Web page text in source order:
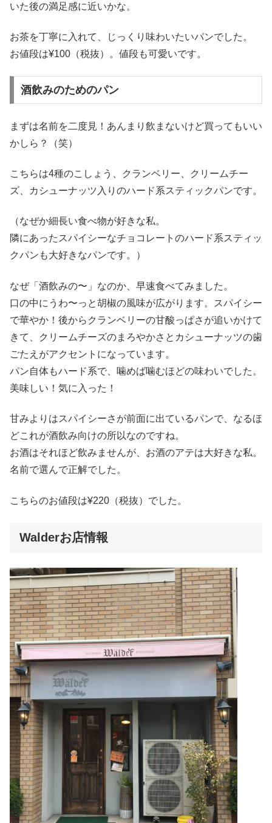
いた後の満足感に近いかな。
お茶を丁寧に入れて、じっくり味わいたいパンでした。
お値段は¥100（税抜）。値段も可愛いです。
酒飲みのためのパン
まずは名前を二度見！あんまり飲まないけど買ってもいい
かしら？（笑）
こちらは4種のこしょう、クランベリー、クリームチー
ズ、カシューナッツ入りのハード系スティックパンです。
（なぜか細長い食べ物が好きな私。
隣にあったスパイシーなチョコレートのハード系スティッ
クパンも大好きなパンです。）
なぜ「酒飲みの〜」なのか、早速食べてみました。
口の中にうわ〜っと胡椒の風味が広がります。スパイシー
で華やか！後からクランベリーの甘酸っぱさが追いかけて
きて、クリームチーズのまろやかさとカシューナッツの歯
ごたえがアクセントになっています。
パン自体もハード系で、噛めば噛むほどの味わいでした。
美味しい！気に入った！
甘みよりはスパイシーさが前面に出ているパンで、なるほ
どこれが酒飲み向けの所以なのですね。
お酒はそれほど飲みませんが、お酒のアテは大好きな私。
名前で選んで正解でした。
こちらのお値段は¥220（税抜）でした。
Walderお店情報